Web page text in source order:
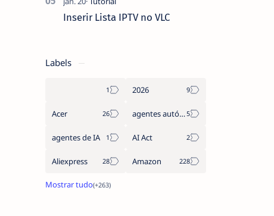
Inserir Lista IPTV no VLC
Labels
2026
Acer agentes autónomos
agentes de IA AI Act
Aliexpress Amazon